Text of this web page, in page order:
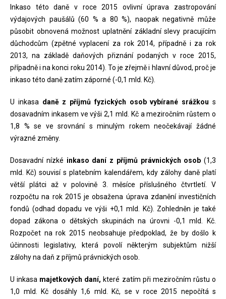
Inkaso této daně v roce 2015 ovlivní úprava zastropování
výdajových paušálů (60 % a 80 %), naopak negativně může
působit obnovená možnost uplatnění základní slevy pracujícím
důchodcům (zpětné vyplacení za rok 2014, případně i za rok
2013, na základě daňových přiznání podaných v roce 2015,
případně i na konci roku 2014). To je zřejmě i hlavní důvod, proč je
inkaso této daně zatím záporné (-0,1 mld. Kč).
U inkasa daně z příjmů fyzických osob vybírané srážkou s
dosavadním inkasem ve výši 2,1 mld. Kč a meziročním růstem o
1,8 % se ve srovnání s minulým rokem neočekávají žádné
výrazné změny.
Dosavadní nízké inkaso daní z příjmů právnických osob (1,3
mld. Kč) souvisí s platebním kalendářem, kdy zálohy daně platí
větší plátci až v polovině 3. měsíce příslušného čtvrtletí. V
rozpočtu na rok 2015 je obsažena úprava zdanění investičních
fondů (odhad dopadu ve výši +0,1 mld. Kč). Zohledněn je také
dopad zákona o dětských skupinách na úrovni -0,1 mld. Kč.
Rozpočet na rok 2015 neobsahuje předpoklad, že by došlo k
účinnosti legislativy, která povolí některým subjektům nižší
zálohy na daň z příjmů právnických osob.
U inkasa majetkových daní, které zatím při meziročním růstu o
1,0 mld. Kč dosáhly 1,6 mld. Kč, se v roce 2015 nepočítá s